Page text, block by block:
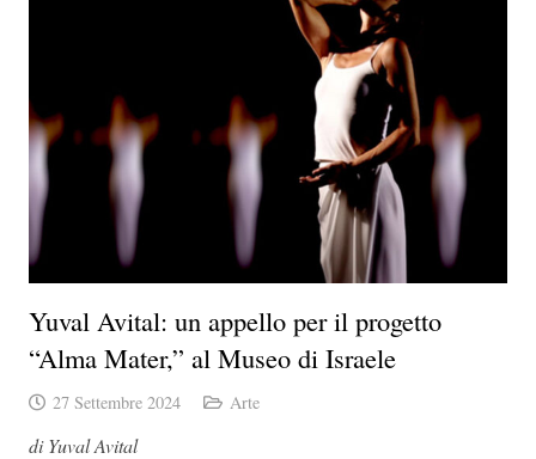
Yuval Avital: un appello per il progetto
“Alma Mater,” al Museo di Israele
27 Settembre 2024 Arte
di Yuval Avital